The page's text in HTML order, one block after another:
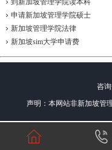
到新加坡管理学院读本科
申请新加坡管理学院硕士
新加坡管理学院法律
新加坡sim大学申请费
咨
声明：本网站非新加坡管